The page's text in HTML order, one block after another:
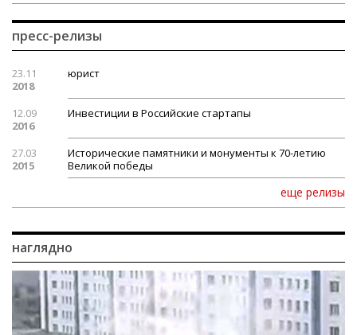
пресс-релизы
23.11
2018
юрист
12.09
2016
Инвестиции в Российские стартапы
27.03
2015
Исторические памятники и монументы к 70-летию
Великой победы
еще релизы
наглядно